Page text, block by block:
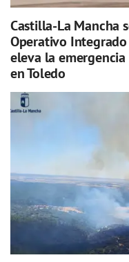
Castilla-La Mancha
Operativo
eleva la
en Toledo